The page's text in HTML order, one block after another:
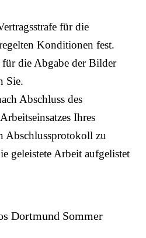
für die
Konditionen fest.
für die Abgabe der Bilder
Sie.
Abschluss des
Ihres
Abschlussprotokoll zu
geleistete Arbeit aufgelistet